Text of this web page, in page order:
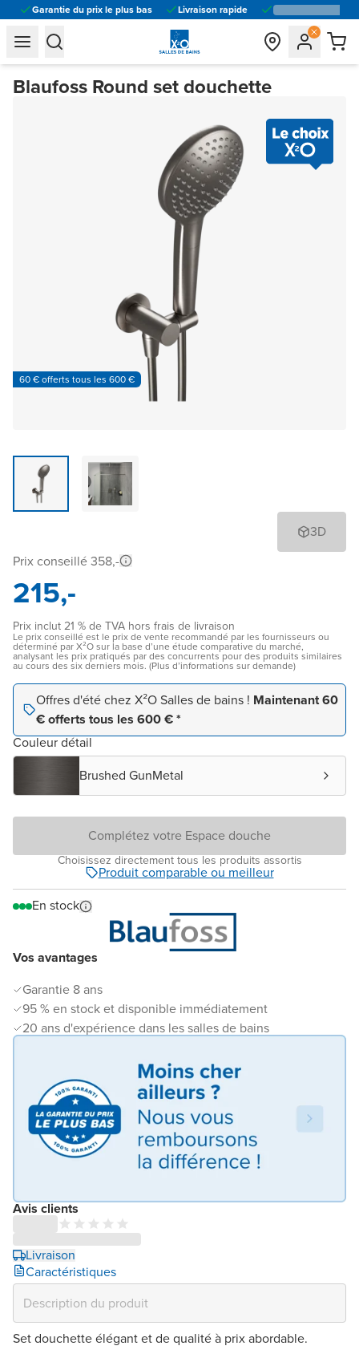
Garantie du prix le plus bas Livraison rapide
general.navigation.toggle_menu.label
general.navigation.toggle_menu.label
Blaufoss Round set douchette
60 € offerts tous les 600 €
3D
Vos avantages
Garantie 8 ans
95 % en stock et disponible immédiatement
20 ans d'expérience dans les salles de bains
Avis clients
Livraison
Caractéristiques
Prix conseillé 358,-
215,-
Prix inclut 21 % de TVA hors frais de livraison
Le prix conseillé est le prix de vente recommandé par les fournisseurs ou
déterminé par X²O sur la base d’une étude comparative du marché,
analysant les prix pratiqués par des concurrents pour des produits similaires
au cours des six derniers mois. (Plus d’informations sur demande)
Offres d'été chez X²O Salles de bains ! Maintenant 60
€ offerts tous les 600 € *
Couleur détail
Brushed GunMetal
Complétez votre Espace douche
Choisissez directement tous les produits assortis
Produit comparable ou meilleur
En stock
Set douchette élégant et de qualité à prix abordable.